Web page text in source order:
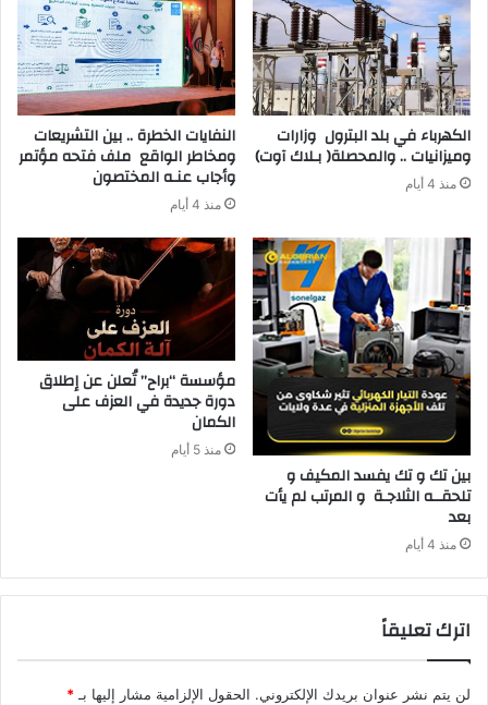
‬وميزانيات‭ .. ‬والمحصلة‭ )‬بـلاك‭ ‬آوت)
منذ 4 أيام ‬وأجاب‭ ‬عنـه‭ ‬المختصون
منذ 4 أيام
‬بعد‭ ‬
منذ 4 أيام
مؤسسة “براح” تُعلن عن إطلاق
دورة جديدة في العزف على
الكمان
منذ 5 أيام
اترك تعليقاً
لن يتم نشر عنوان بريدك الإلكتروني. الحقول الإلزامية مشار إليها بـ *